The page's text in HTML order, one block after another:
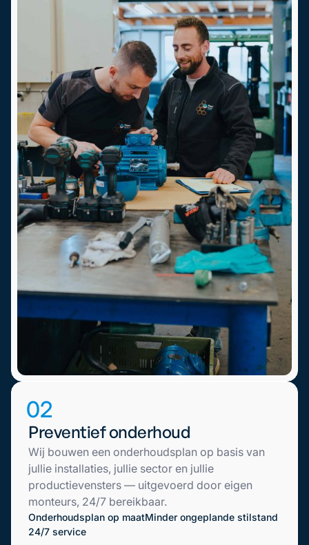
02
Preventief onderhoud
Wij bouwen een onderhoudsplan op basis van
jullie installaties, jullie sector en jullie
productievensters — uitgevoerd door eigen
monteurs, 24/7 bereikbaar.
Onderhoudsplan op maatMinder ongeplande stilstand
24/7 service